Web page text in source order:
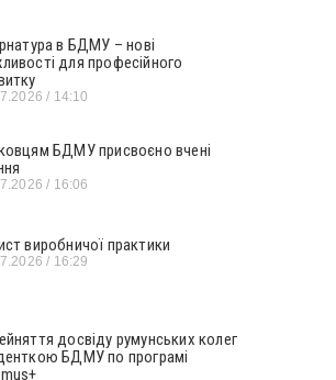
в БДМУ – нові
для професійного
14:10
БДМУ присвоєно вчені
16:06
виробничої практики
16:29
досвіду румунських колег
БДМУ по програмі